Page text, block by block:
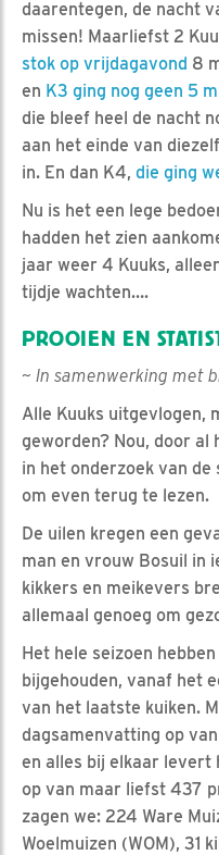
daarentegen, de nacht
missen! Maarliefst 2
stok op vrijdagavond 8
en K3 ging nog geen 5
die bleef heel de nacht
aan het einde van
in. En dan K4, die ging
Nu is het een lege
hadden het zien
jaar weer 4 Kuuks,
tijdje wachten….
PROOIEN EN
~ In samenwerking met
Alle Kuuks uitgevlogen,
geworden? Nou, door al
in het onderzoek van
om even terug te lezen.
De uilen kregen een
man en vrouw Bosuil in
kikkers en meikevers
allemaal genoeg om
Het hele seizoen
bijgehouden, vanaf het
van het laatste kuiken.
dagsamenvatting op
en alles bij elkaar levert
op van maar liefst 437
zagen we: 224 Ware
Woelmuizen (WOM), 31